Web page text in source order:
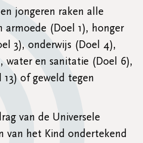
jongeren raken alle
armoede (Doel 1), honger
3), onderwijs (Doel 4),
water en sanitatie (Doel 6),
of geweld tegen
van de Universele
van het Kind ondertekend